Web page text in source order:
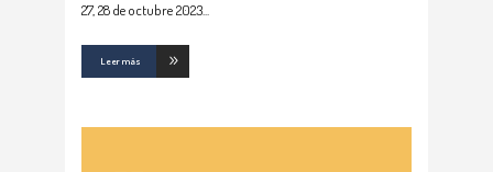
27, 28 de octubre 2023
Leer más